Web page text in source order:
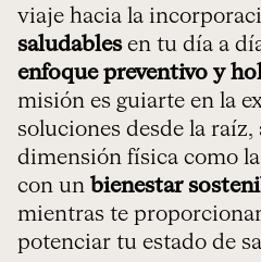
viaje hacia la
saludablesen tu día a
enfoque preventivo y
misión es guiarte en la
soluciones desde la
dimensión física como
con un bienestar
mientras te
potenciar tu estado de